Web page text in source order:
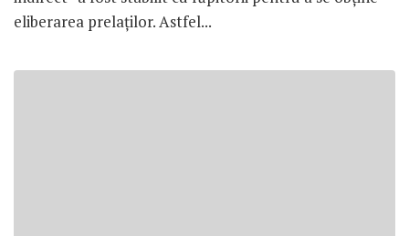
eliberarea prelaţilor. Astfel...